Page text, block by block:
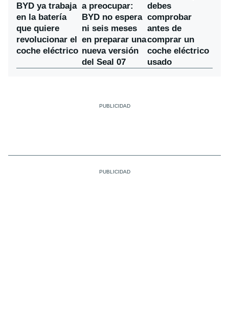
BYD ya trabaja
en la batería
que quiere
revolucionar el
coche eléctrico
a preocupar:
BYD no espera
ni seis meses
en preparar una
nueva versión
del Seal 07
debes
comprobar
antes de
comprar un
coche eléctrico
usado